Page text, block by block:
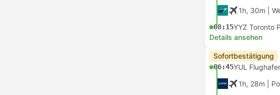
1h, 30m |
08:15YYZ Toronto
Details ansehen
Sofortbestätigung
06:45YUL
1h, 28m |